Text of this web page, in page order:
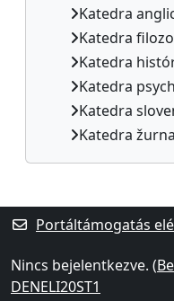
Katedra
Katedra
Katedra
Katedra
Katedra
Katedra
Kiegészítő
Portáltámogatás
Nincs bejelentkezve. (
DENELI20ST1